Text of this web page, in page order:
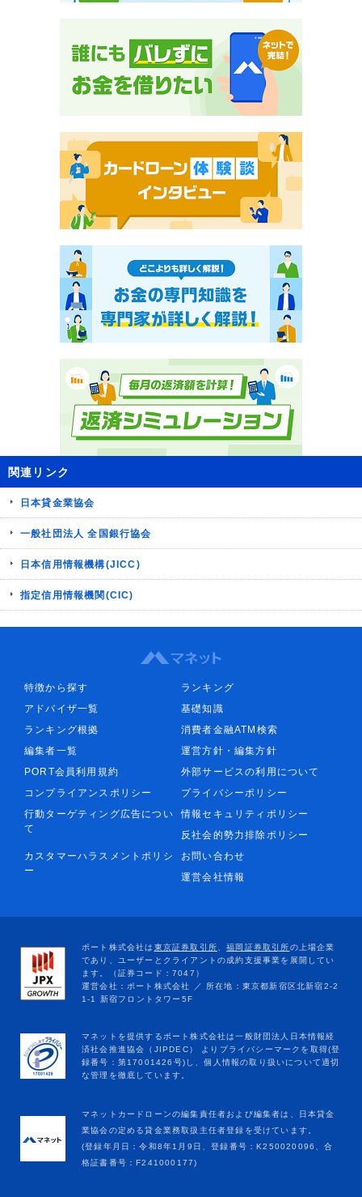
関連リンク
日本貸金業協会
一般社団法人 全国銀行協会
日本信用情報機構(JICC)
指定信用情報機関(CIC)
特徴から探す
ランキング
アドバイザ一覧
基礎知識
ランキング根拠
消費者金融ATM検索
編集者一覧
運営方針・編集方針
PORT会員利用規約
外部サービスの利用について
コンプライアンスポリシー
プライバシーポリシー
行動ターゲティング広告につい
て
情報セキュリティポリシー
反社会的勢力排除ポリシー
カスタマーハラスメントポリシ
ー
お問い合わせ
運営会社情報
マネットカードローンの編集責任者および編集者は、日本貸金
業協会の定める貸金業務取扱主任者登録を受けています。
(登録年月日：令和8年1月9日、登録番号：K250020096、合
格証書番号：F241000177)